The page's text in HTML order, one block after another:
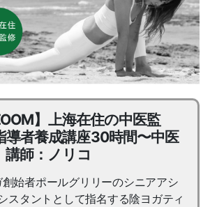
】上海在住の中医監
導者養成講座30時間〜中医
師：ノリコ
始者ポールグリリーのシニアアシ
スタントとして指名する陰ヨガティ